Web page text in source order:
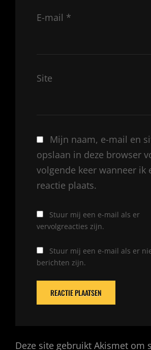
E-mail *
Site
Mijn naam, e-mail en
opslaan in deze browser
volgende keer wanneer ik
reactie plaats.
Stuur mij een e-mail als er
vervolgreacties zijn.
Stuur mij een e-mail als er
berichten zijn.
Deze site gebruikt Akismet om